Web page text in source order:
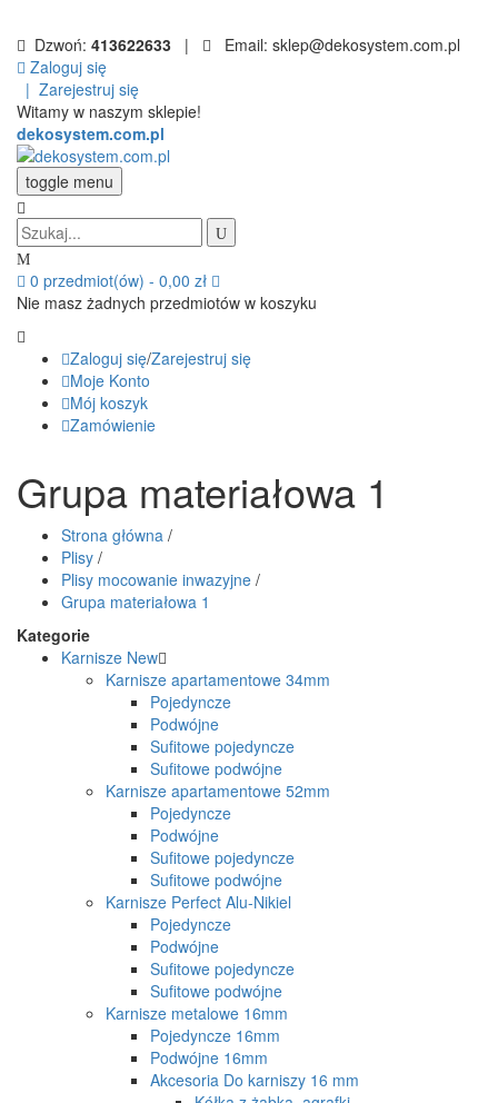
Dzwoń: 413622633 |
Email: sklep@dekosystem.com.pl
Zaloguj się
| Zarejestruj się
Witamy w naszym sklepie!
dekosystem.com.pl
toggle menu
0 przedmiot(ów) - 0,00 zł
Nie masz żadnych przedmiotów w koszyku
Zaloguj się/Zarejestruj się
Moje Konto
Mój koszyk
Zamówienie
Grupa materiałowa 1
Strona główna /
Plisy /
Plisy mocowanie inwazyjne /
Grupa materiałowa 1
Kategorie
Karnisze New
Karnisze apartamentowe 34mm
Pojedyncze
Podwójne
Sufitowe pojedyncze
Sufitowe podwójne
Karnisze apartamentowe 52mm
Pojedyncze
Podwójne
Sufitowe pojedyncze
Sufitowe podwójne
Karnisze Perfect Alu-Nikiel
Pojedyncze
Podwójne
Sufitowe pojedyncze
Sufitowe podwójne
Karnisze metalowe 16mm
Pojedyncze 16mm
Podwójne 16mm
Akcesoria Do karniszy 16 mm